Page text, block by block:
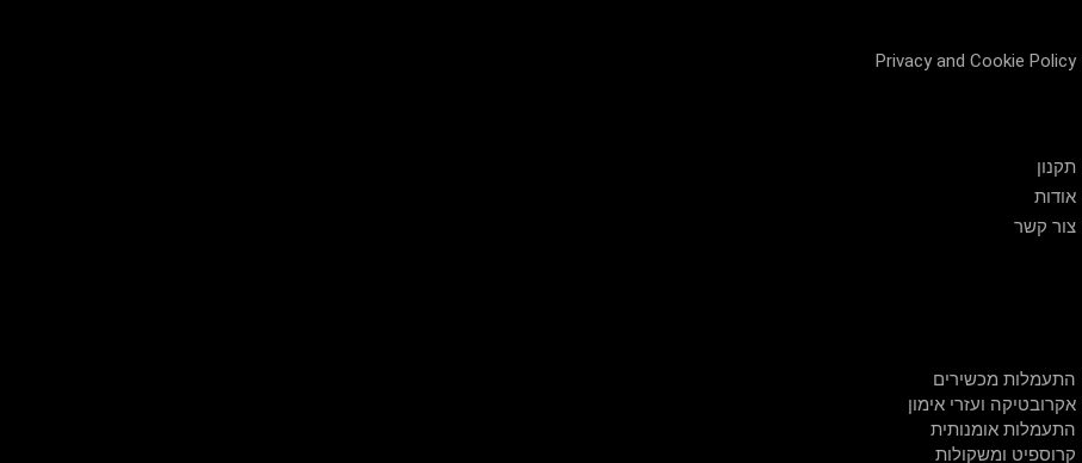
Privacy and Cookie Policy
תקנון
אודות
צור קשר
התעמלות מכשירים
אקרובטיקה ועזרי אימון
התעמלות אומנותית
קרוספיט ומשקולות